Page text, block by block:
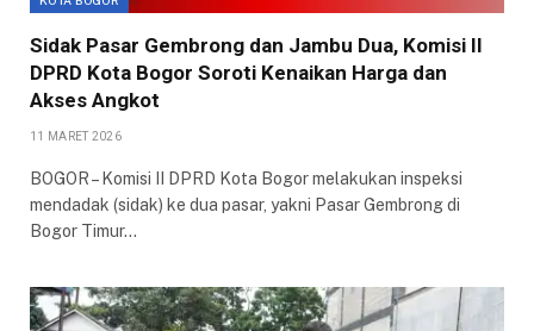
Sidak Pasar Gembrong dan Jambu Dua, Komisi II
DPRD Kota Bogor Soroti Kenaikan Harga dan
Akses Angkot
11 MARET 2026
BOGOR – Komisi II DPRD Kota Bogor melakukan inspeksi
mendadak (sidak) ke dua pasar, yakni Pasar Gembrong di
Bogor Timur…